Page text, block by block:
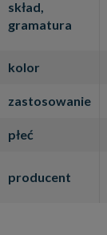
skład,
gramatura
kolor
zastosowanie
płeć
producent